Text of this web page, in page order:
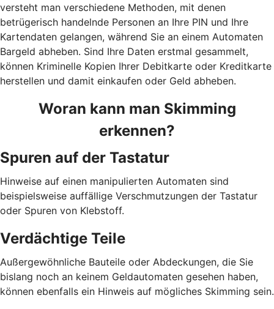
versteht man verschiedene Methoden, mit denen
betrügerisch handelnde Personen an Ihre PIN und Ihre
Kartendaten gelangen, während Sie an einem Automaten
Bargeld abheben. Sind Ihre Daten erstmal gesammelt,
können Kriminelle Kopien Ihrer Debitkarte oder Kreditkarte
herstellen und damit einkaufen oder Geld abheben.
Woran kann man Skimming
erkennen?
Spuren auf der Tastatur
Hinweise auf einen manipulierten Automaten sind
beispielsweise auffällige Verschmutzungen der Tastatur
oder Spuren von Klebstoff.
Verdächtige Teile
Außergewöhnliche Bauteile oder Abdeckungen, die Sie
bislang noch an keinem Geldautomaten gesehen haben,
können ebenfalls ein Hinweis auf mögliches Skimming sein.